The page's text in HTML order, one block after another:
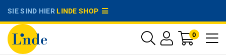
SIE SIND HIERLINDE SHOP
0